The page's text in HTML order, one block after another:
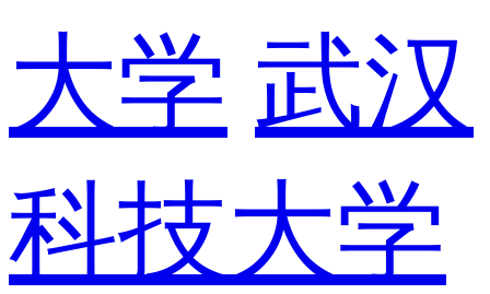
大学 武汉
科技大学